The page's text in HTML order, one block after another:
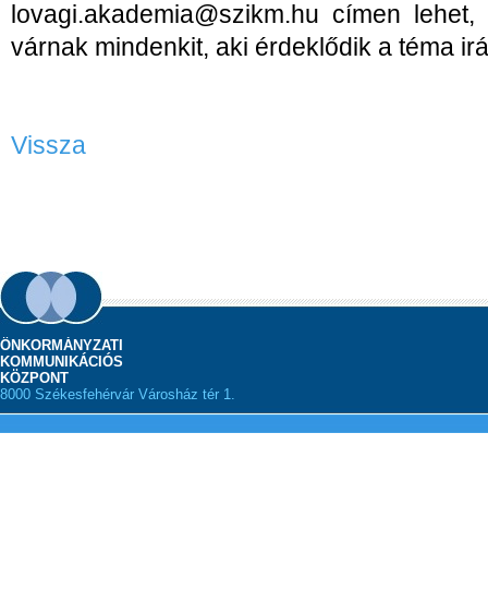
lovagi.akademia@szikm.hu címen
várnak mindenkit, aki érdeklődik a téma
Vissza
ÖNKORMÁNYZATI
KOMMUNIKÁCIÓS
KÖZPONT
8000 Székesfehérvár Városház tér 1.